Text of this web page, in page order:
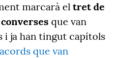
marcarà el tret de
que van
i ja han tingut capítols
acords que van